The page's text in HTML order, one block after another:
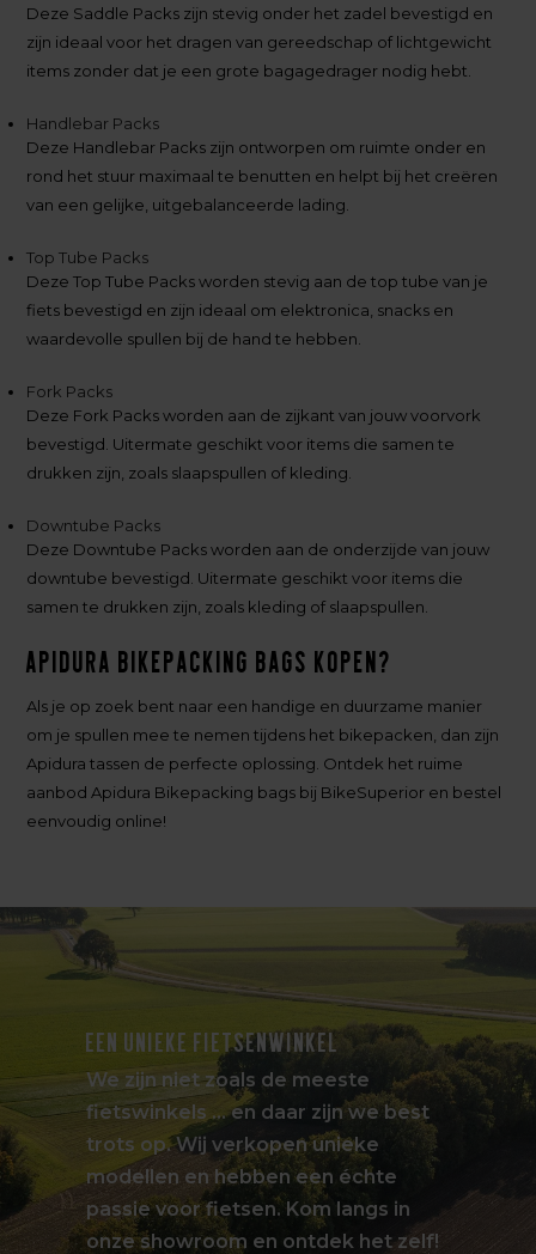
Deze Saddle Packs zijn stevig onder het zadel bevestigd en
zijn ideaal voor het dragen van gereedschap of lichtgewicht
items zonder dat je een grote bagagedrager nodig hebt.
Handlebar Packs
Deze Handlebar Packs zijn ontworpen om ruimte onder en
rond het stuur maximaal te benutten en helpt bij het creëren
van een gelijke, uitgebalanceerde lading.
Top Tube Packs
Deze Top Tube Packs worden stevig aan de top tube van je
fiets bevestigd en zijn ideaal om elektronica, snacks en
waardevolle spullen bij de hand te hebben.
Fork Packs
Deze Fork Packs worden aan de zijkant van jouw voorvork
bevestigd. Uitermate geschikt voor items die samen te
drukken zijn, zoals slaapspullen of kleding.
Downtube Packs
Deze Downtube Packs worden aan de onderzijde van jouw
downtube bevestigd. Uitermate geschikt voor items die
samen te drukken zijn, zoals kleding of slaapspullen.
Apidura Bikepacking Bags kopen?
Als je op zoek bent naar een handige en duurzame manier
om je spullen mee te nemen tijdens het bikepacken, dan zijn
Apidura tassen de perfecte oplossing. Ontdek het ruime
aanbod Apidura Bikepacking bags bij BikeSuperior en bestel
eenvoudig online!
EEN UNIEKE FIETSENWINKEL
We zijn niet zoals de meeste
fietswinkels … en daar zijn we best
trots op. Wij verkopen unieke
modellen en hebben een échte
passie voor fietsen. Kom langs in
onze showroom en ontdek het zelf!